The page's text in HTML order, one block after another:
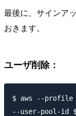
最後に、サインア
おきます。
ユーザ削除：
$ aws --profile
--user-pool-id